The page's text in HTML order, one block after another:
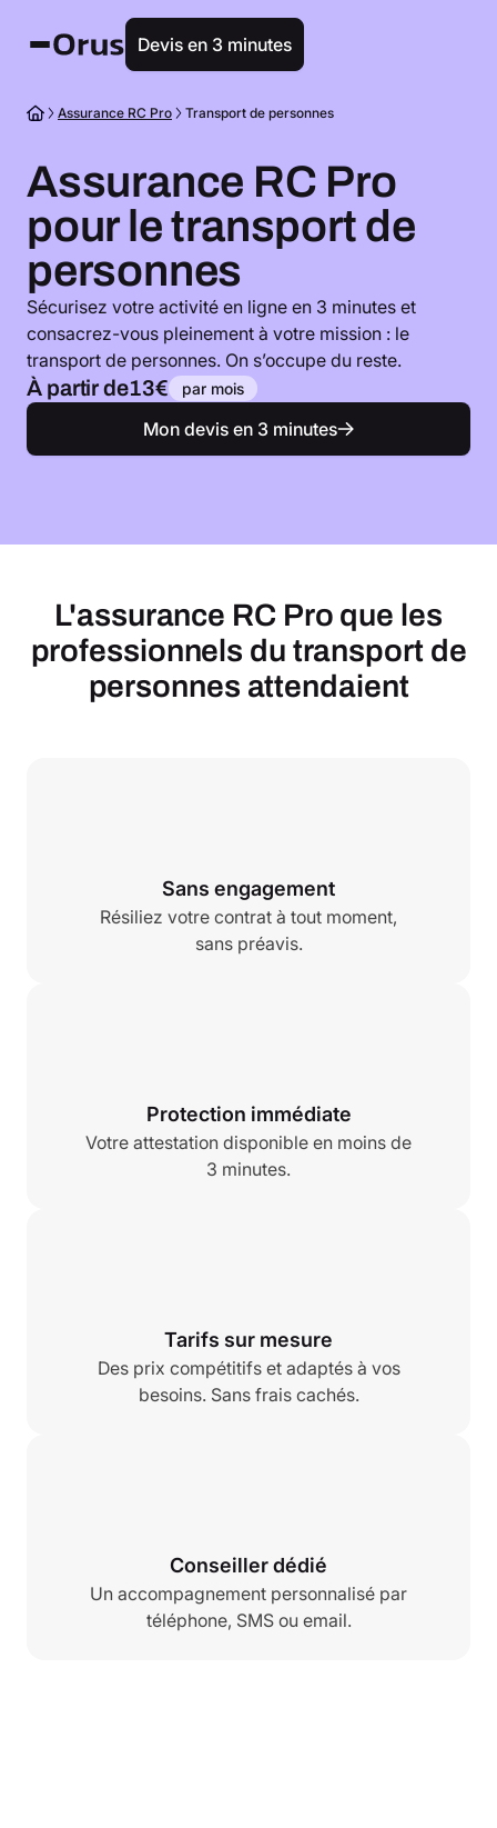
Devis en 3 minutes
Assurance RC Pro Transport de personnes
Assurance RC Pro
pour le transport de
personnes
Sécurisez votre activité en ligne en 3 minutes et
consacrez-vous pleinement à votre mission : le
transport de personnes. On s’occupe du reste.
À partir de13€ par mois
Mon devis en 3 minutes
L'assurance RC Pro que les
professionnels du transport de
personnes attendaient
Sans engagement
Résiliez votre contrat à tout moment,
sans préavis.
Protection immédiate
Votre attestation disponible en moins de
3 minutes.
Tarifs sur mesure
Des prix compétitifs et adaptés à vos
besoins. Sans frais cachés.
Conseiller dédié
Un accompagnement personnalisé par
téléphone, SMS ou email.